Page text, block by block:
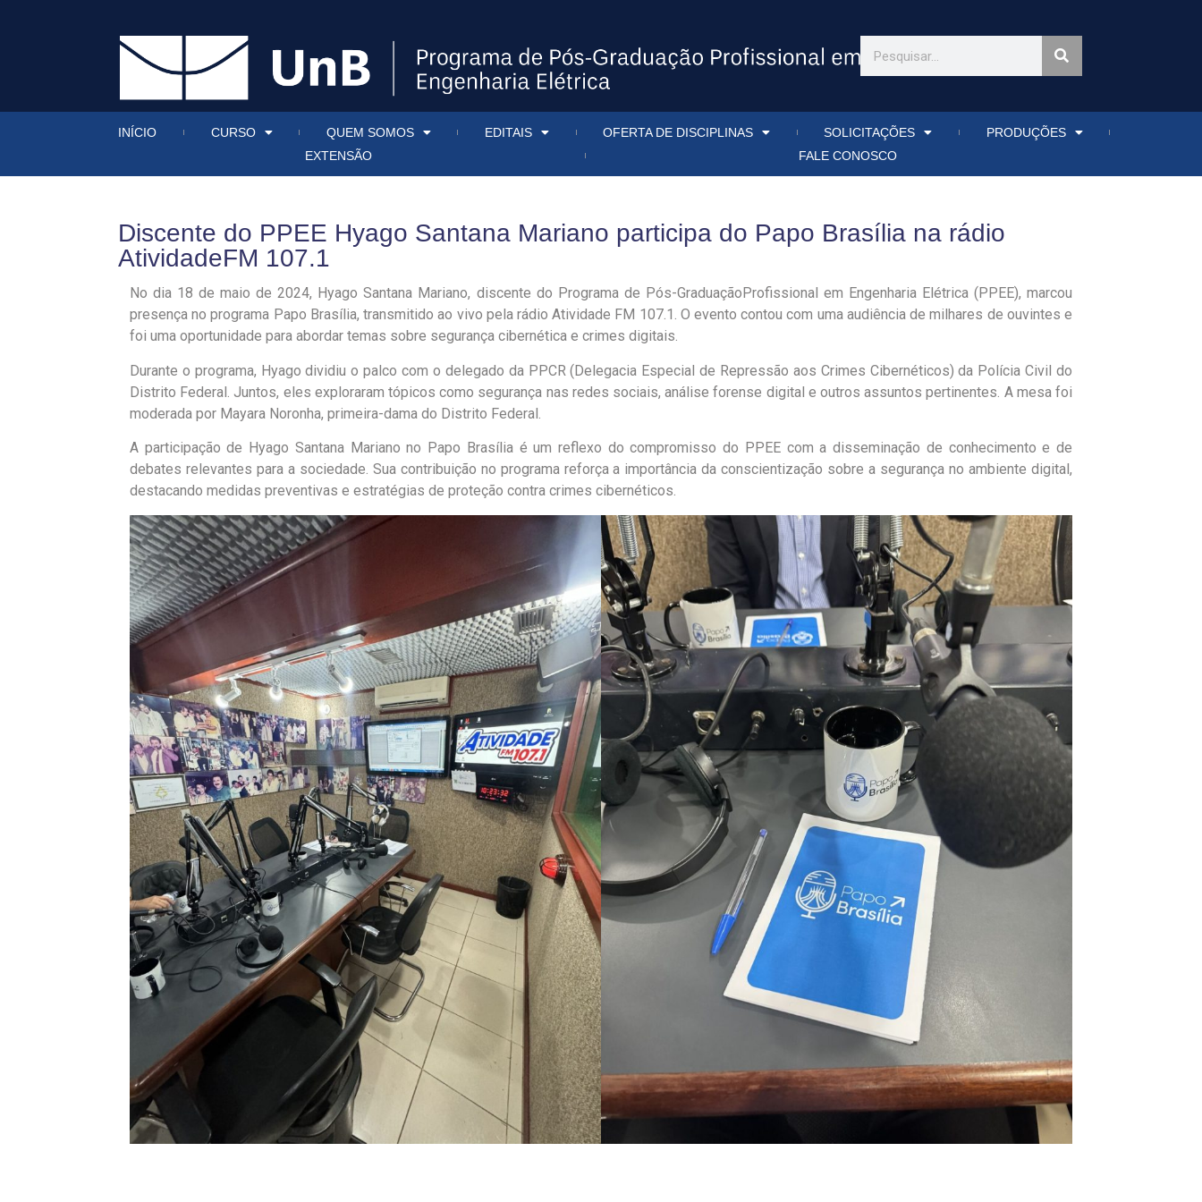
INÍCIO CURSO QUEM SOMOS EDITAIS OFERTA DE DISCIPLINAS SOLICITAÇÕES
PRODUÇÕES
EXTENSÃO
FALE CONOSCO
Discente do PPEE Hyago Santana Mariano participa do Papo Brasília na rádio
AtividadeFM 107.1
No dia 18 de maio de 2024, Hyago Santana Mariano, discente do Programa de Pós-GraduaçãoProfissional em Engenharia Elétrica (PPEE), marcou
presença no programa Papo Brasília, transmitido ao vivo pela rádio Atividade FM 107.1. O evento contou com uma audiência de milhares de ouvintes e
foi uma oportunidade para abordar temas sobre segurança cibernética e crimes digitais.
Durante o programa, Hyago dividiu o palco com o delegado da PPCR (Delegacia Especial de Repressão aos Crimes Cibernéticos) da Polícia Civil do
Distrito Federal. Juntos, eles exploraram tópicos como segurança nas redes sociais, análise forense digital e outros assuntos pertinentes. A mesa foi
moderada por Mayara Noronha, primeira-dama do Distrito Federal.
A participação de Hyago Santana Mariano no Papo Brasília é um reflexo do compromisso do PPEE com a disseminação de conhecimento e de
debates relevantes para a sociedade. Sua contribuição no programa reforça a importância da conscientização sobre a segurança no ambiente digital,
destacando medidas preventivas e estratégias de proteção contra crimes cibernéticos.